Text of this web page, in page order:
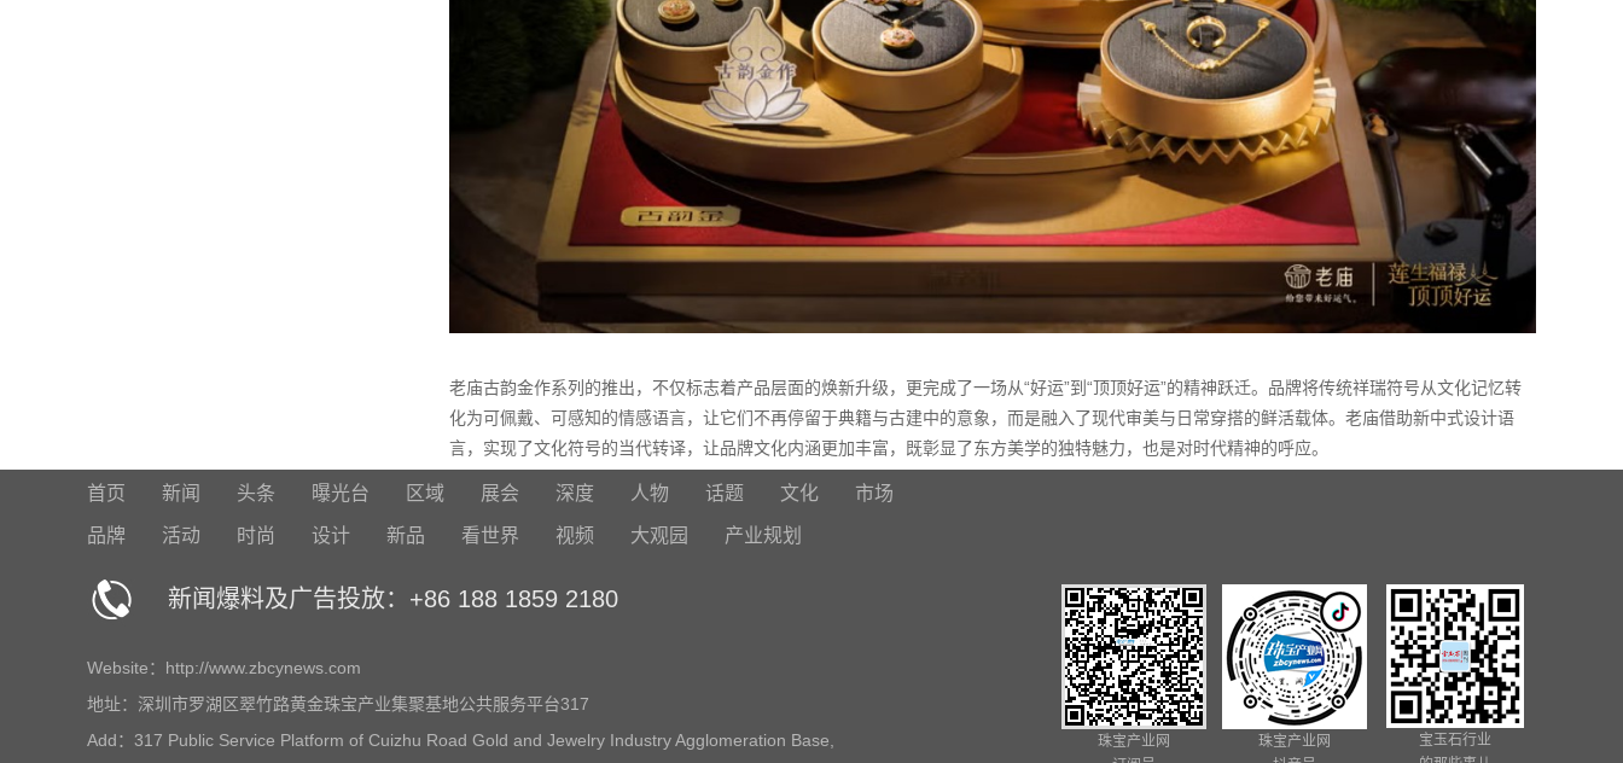
老庙古韵金作系列的推出，不仅标志着产品层面的焕新升级，更完成了一场从“好运”到“顶顶好运”的精神跃迁。品牌将传统祥瑞符号从文化记忆转
化为可佩戴、可感知的情感语言，让它们不再停留于典籍与古建中的意象，而是融入了现代审美与日常穿搭的鲜活载体。老庙借助新中式设计语
言，实现了文化符号的当代转译，让品牌文化内涵更加丰富，既彰显了东方美学的独特魅力，也是对时代精神的呼应。
首页 新闻 头条 曝光台 区域 展会 深度 人物 话题 文化 市场
品牌 活动 时尚 设计 新品 看世界 视频 大观园 产业规划
新闻爆料及广告投放：+86 188 1859 2180
Website：http://www.zbcynews.com
地址：深圳市罗湖区翠竹路黄金珠宝产业集聚基地公共服务平台317
Add：317 Public Service Platform of Cuizhu Road Gold and Jewelry Industry Agglomeration Base,
珠宝产业网
珠宝产业网
宝玉石行业